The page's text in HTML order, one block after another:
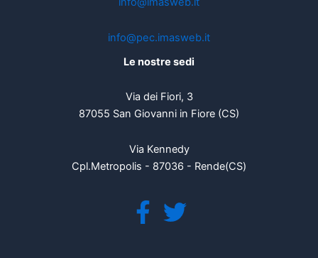
info@pec.imasweb.it
Le nostre sedi
Via dei Fiori, 3
87055 San Giovanni in Fiore (CS)
Via Kennedy
Cpl.Metropolis - 87036 - Rende(CS)